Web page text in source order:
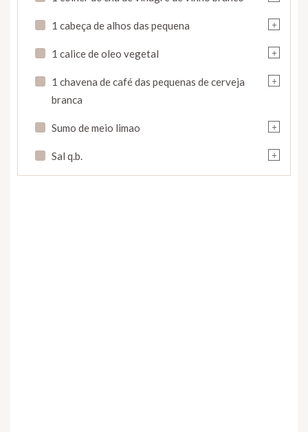
+
1 cabeça de alhos das pequena
+
1 calice de oleo vegetal
+
1 chavena de café das pequenas de cerveja
branca
+
Sumo de meio limao
+
Sal q.b.